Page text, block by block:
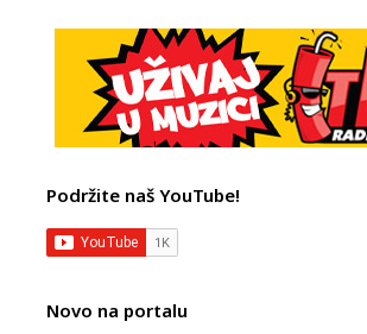
Podržite naš YouTube!
Novo na portalu